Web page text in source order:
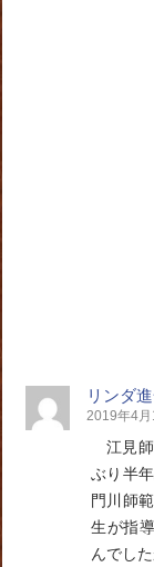
リンダ
2019年4
江見
ぶり半
門川師
生が指
んでし